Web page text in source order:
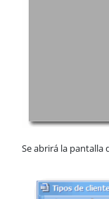
Maquinaria
Tipos de
Presentadores
Se abrirá la pantalla